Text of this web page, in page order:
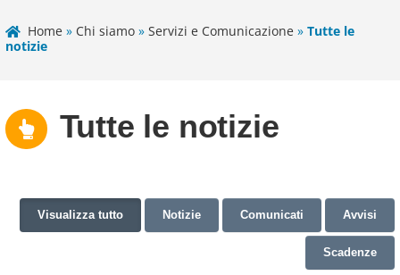
Home » Chi siamo » Servizi e Comunicazione » Tutte le
notizie
Tutte le notizie
Visualizza tutto Notizie Comunicati Avvisi
Scadenze